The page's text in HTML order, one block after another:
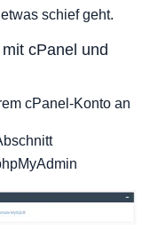
schief geht.
cPanel und
cPanel-Konto an